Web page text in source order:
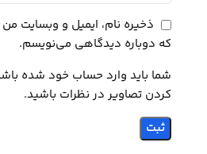
ذخیره نام، ایمیل و وبسایت من
که دوباره دیدگاهی می‌نویسم.
شما باید وارد حساب خود شده
کردن تصاویر در نظرات باشید.